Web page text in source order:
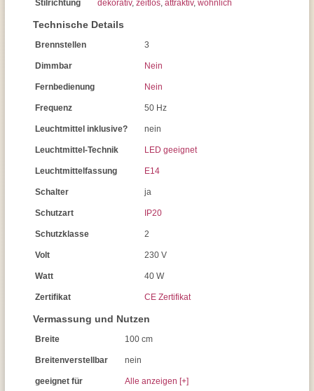
Stilrichtung dekorativ, zeitlos, attraktiv, wohnlich
Technische Details
Brennstellen 3
Dimmbar Nein
Fernbedienung Nein
Frequenz 50 Hz
Leuchtmittel inklusive? nein
Leuchtmittel-Technik LED geeignet
Leuchtmittelfassung E14
Schalter ja
Schutzart IP20
Schutzklasse 2
Volt 230 V
Watt 40 W
Zertifikat CE Zertifikat
Vermassung und Nutzen
Breite 100 cm
Breitenverstellbar nein
geeignet für Alle anzeigen [+]